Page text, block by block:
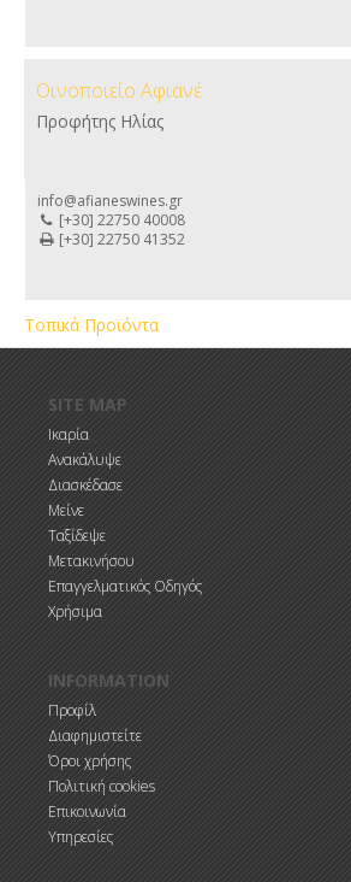
Οινοποιείο Αφιανέ
Προφήτης Ηλίας
info@afianeswines.gr
[+30] 22750 40008
[+30] 22750 41352
Τοπικά Προϊόντα
SITE MAP
Ικαρία
Ανακάλυψε
Διασκέδασε
Μείνε
Ταξίδεψε
Μετακινήσου
Επαγγελματικός Οδηγός
Χρήσιμα
INFORMATION
Προφίλ
Διαφημιστείτε
Όροι χρήσης
Πολιτική cookies
Επικοινωνία
Υπηρεσίες